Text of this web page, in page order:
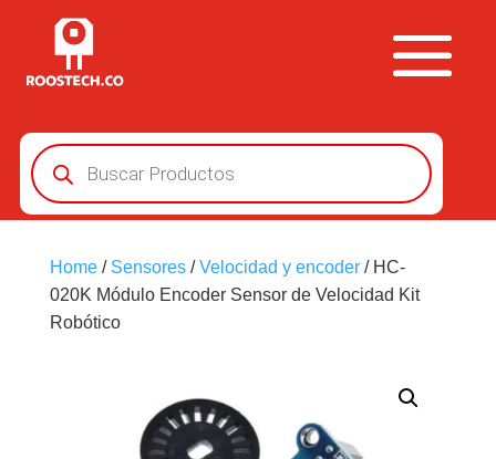
Búsqueda
de
productos
Home/ Sensores/Velocidad y encoder/ HC-
020K Módulo Encoder Sensor de Velocidad Kit
Robótico